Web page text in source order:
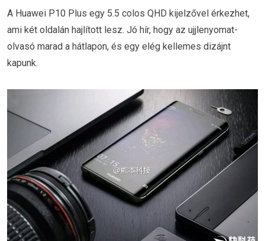
A Huawei P10 Plus egy 5.5 colos QHD kijelzővel érkezhet,
ami két oldalán hajlított lesz. Jó hír, hogy az ujjlenyomat-
olvasó marad a hátlapon, és egy elég kellemes dizájnt
kapunk.